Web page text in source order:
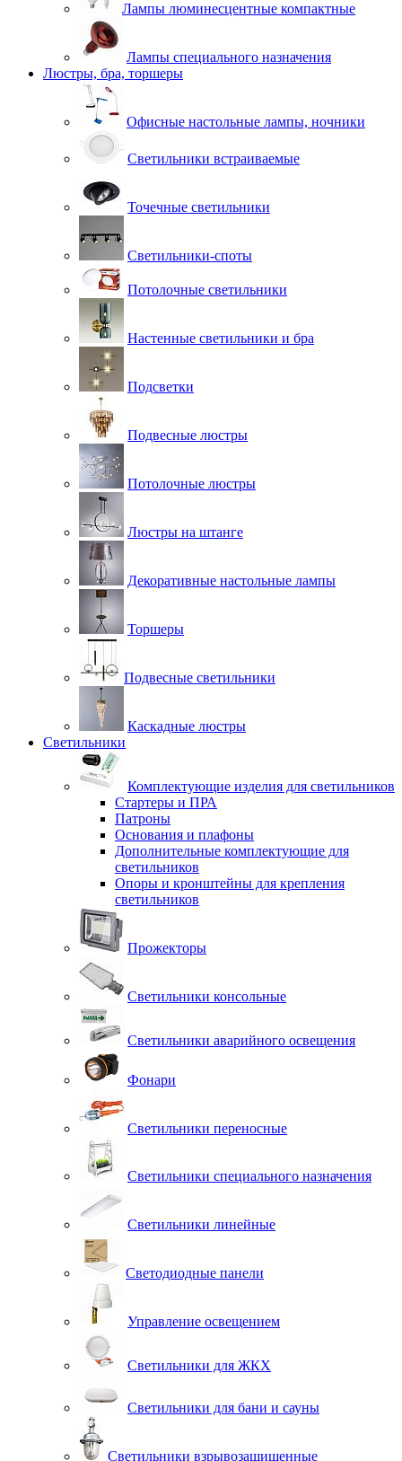
Лампы люминесцентные компактные
Лампы специального назначения
Люстры, бра, торшеры
Офисные настольные лампы, ночники
Светильники встраиваемые
Точечные светильники
Светильники-споты
Потолочные светильники
Настенные светильники и бра
Подсветки
Подвесные люстры
Потолочные люстры
Люстры на штанге
Декоративные настольные лампы
Торшеры
Подвесные светильники
Каскадные люстры
Светильники
Комплектующие изделия для светильников
Стартеры и ПРА
Патроны
Основания и плафоны
Дополнительные комплектующие для
светильников
Опоры и кронштейны для крепления
светильников
Прожекторы
Светильники консольные
Светильники аварийного освещения
Фонари
Светильники переносные
Светильники специального назначения
Светильники линейные
Светодиодные панели
Управление освещением
Светильники для ЖКХ
Светильники для бани и сауны
Светильники взрывозащищенные